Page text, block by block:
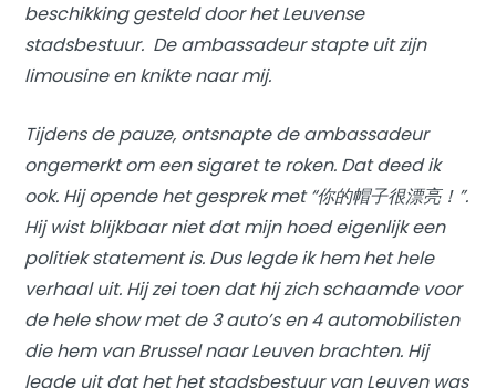
beschikking gesteld door het Leuvense
stadsbestuur. De ambassadeur stapte uit zijn
limousine en knikte naar mij.
Tijdens de pauze, ontsnapte de ambassadeur
ongemerkt om een sigaret te roken. Dat deed ik
ook. Hij opende het gesprek met “你的帽子很漂亮！”.
Hij wist blijkbaar niet dat mijn hoed eigenlijk een
politiek statement is. Dus legde ik hem het hele
verhaal uit. Hij zei toen dat hij zich schaamde voor
de hele show met de 3 auto’s en 4 automobilisten
die hem van Brussel naar Leuven brachten. Hij
legde uit dat het het stadsbestuur van Leuven was